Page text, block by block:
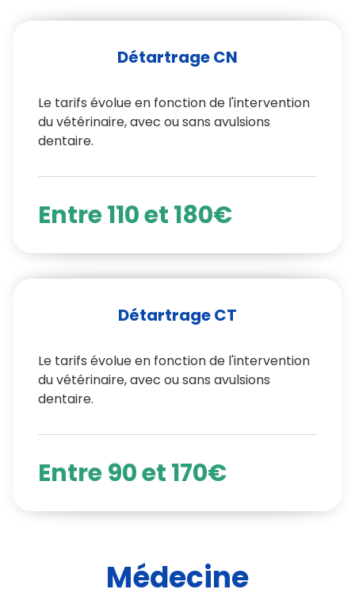
Détartrage CN
Le tarifs évolue en fonction de l'intervention
du vétérinaire, avec ou sans avulsions
dentaire.
Entre 110 et 180€
Détartrage CT
Le tarifs évolue en fonction de l'intervention
du vétérinaire, avec ou sans avulsions
dentaire.
Entre 90 et 170€
Médecine